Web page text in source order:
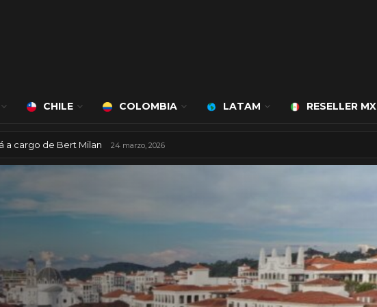
CHILE COLOMBIA LATAM RESELLER MX
a cargo de Bert Milan 24 marzo, 2026